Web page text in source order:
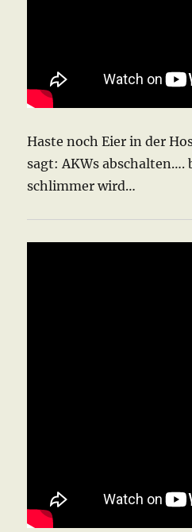
Haste noch Eier in der
sagt: AKWs abschalten….
schlimmer wird…